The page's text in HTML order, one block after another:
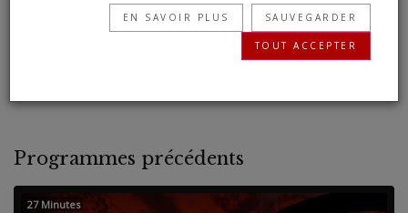
14/03/2025 • 3 Minutes
La Trompette : les nouvelles de demain,
Programmes précédents
27 Minutes
EN SAVOIR PLUS SAUVEGARDER
TOUT ACCEPTER